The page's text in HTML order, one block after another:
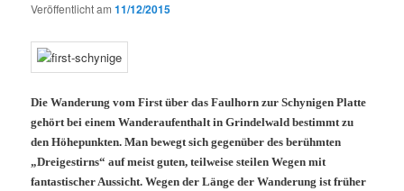
Veröffentlicht am11/12/2015
Die Wanderung vom First über das Faulhorn zur Schynigen Platte
gehört bei einem Wanderaufenthalt in Grindelwald bestimmt zu
den Höhepunkten. Man bewegt sich gegenüber des berühmten
„Dreigestirns“ auf meist guten, teilweise steilen Wegen mit
fantastischer Aussicht. Wegen der Länge der Wanderung ist früher